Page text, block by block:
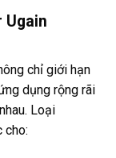
Ugain
chỉ giới hạn
dụng rộng rãi
Loại
cho: